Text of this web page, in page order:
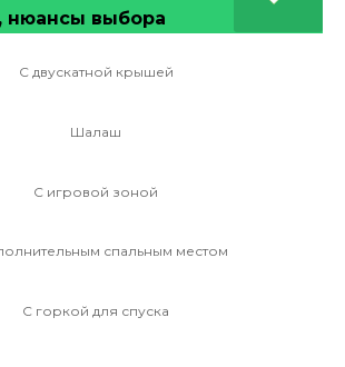
нюансы выбора
С двускатной крышей
Шалаш
С игровой зоной
спальным местом
С горкой для спуска